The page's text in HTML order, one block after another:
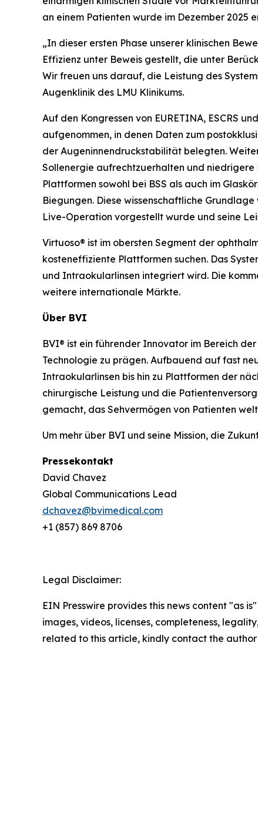
an einem Patienten wurde im Dezember
„In dieser ersten Phase unserer klinischen
Effizienz unter Beweis gestellt, die unter
Wir freuen uns darauf, die Leistung des
Augenklinik des LMU Klinikums.
Auf den Kongressen von EURETINA, ESCRS
aufgenommen, in denen Daten zum
der Augeninnendruckstabilität belegten.
Sollenergie aufrechtzuerhalten und niedrigere
Plattformen sowohl bei BSS als auch im
Biegungen. Diese wissenschaftliche
Live-Operation vorgestellt wurde und seine
Virtuoso® ist im obersten Segment der
kosteneffiziente Plattformen suchen. Das
und Intraokularlinsen integriert wird. Die
weitere internationale Märkte.
Über BVI
BVI® ist ein führender Innovator im Bereich
Technologie zu prägen. Aufbauend auf fast
Intraokularlinsen bis hin zu Plattformen der
chirurgische Leistung und die
gemacht, das Sehvermögen von Patienten
Um mehr über BVI und seine Mission, die
Pressekontakt
David Chavez
Global Communications Lead
dchavez@bvimedical.com
+1 (857) 869 8706
Legal Disclaimer:
EIN Presswire provides this news content "as
images, videos, licenses, completeness,
related to this article, kindly contact the